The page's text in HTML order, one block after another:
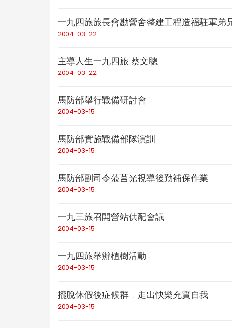
一九四旅旅長會勘營舍整建工程造福駐軍弟
2004-03-22
主導人生一九四旅 蔡文聰
2004-03-22
馬防部舉行戰備研討會
2004-03-15
馬防部實施戰備部隊演訓
2004-03-15
馬防部副司令蒞莒光視導後勤補保作業
2004-03-15
一九三旅召開營站供配會議
2004-03-15
一九四旅舉辦植樹活動
2004-03-15
擺脫休假後症候群，走出快樂充實自我
2004-03-15